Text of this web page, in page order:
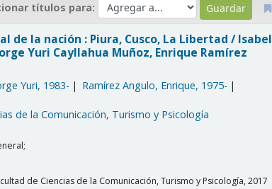
títulos para:
de la nación : Piura, Cusco, La Libertad /Isabel
Yuri Cayllahua Muñoz, Enrique Ramírez
Yuri, 1983- Ramírez Angulo, Enrique, 1975-
de la Comunicación, Turismo y Psicología
de Ciencias de la Comunicación, Turismo y Psicología,2017